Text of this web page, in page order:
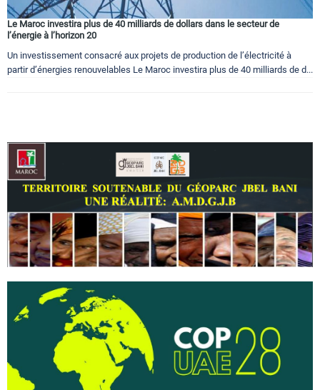
Le Maroc investira plus de 40 milliards de dollars dans le secteur de
l’énergie à l’horizon 20
Un investissement consacré aux projets de production de l’électricité à
partir d’énergies renouvelables Le Maroc investira plus de 40 milliards de d...